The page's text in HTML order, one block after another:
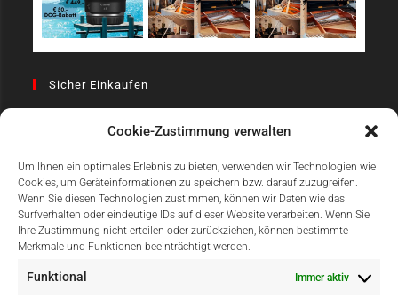
Cookie-Zustimmung verwalten
Um Ihnen ein optimales Erlebnis zu bieten, verwenden wir Technologien wie
Cookies, um Geräteinformationen zu speichern bzw. darauf zuzugreifen.
Wenn Sie diesen Technologien zustimmen, können wir Daten wie das
Surfverhalten oder eindeutige IDs auf dieser Website verarbeiten. Wenn Sie
Ihre Zustimmung nicht erteilen oder zurückziehen, können bestimmte
Merkmale und Funktionen beeinträchtigt werden.
Funktional Immer aktiv
Sicher Einkaufen
Einfach Online Bezahlen